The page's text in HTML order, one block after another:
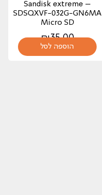
Sandisk extreme –
SDSQXVF-032G-GN6MA
Micro SD
₪35.00
הוספה לסל